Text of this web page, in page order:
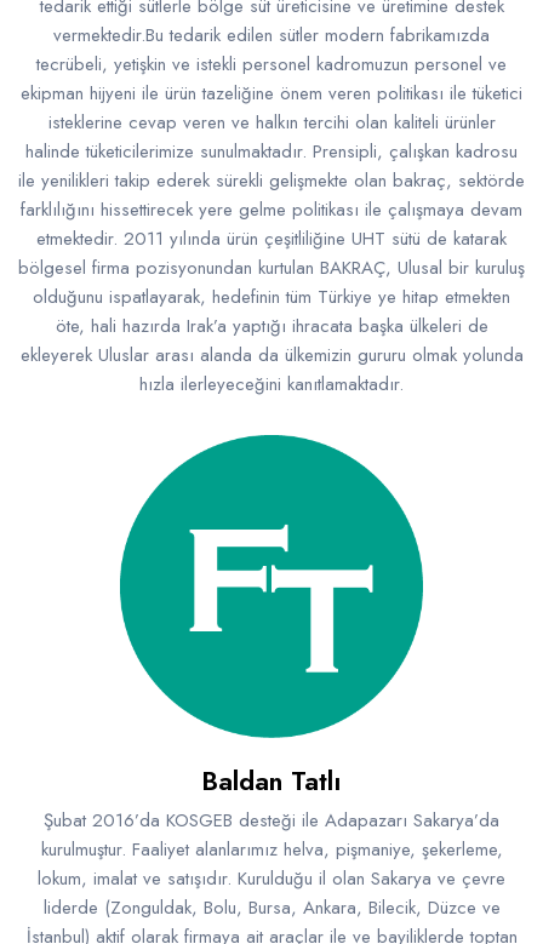
tedarik ettiği sütlerle bölge süt üreticisine ve üretimine destek
vermektedir.Bu tedarik edilen sütler modern fabrikamızda
tecrübeli, yetişkin ve istekli personel kadromuzun personel ve
ekipman hijyeni ile ürün tazeliğine önem veren politikası ile tüketici
isteklerine cevap veren ve halkın tercihi olan kaliteli ürünler
halinde tüketicilerimize sunulmaktadır. Prensipli, çalışkan kadrosu
ile yenilikleri takip ederek sürekli gelişmekte olan bakraç, sektörde
farklılığını hissettirecek yere gelme politikası ile çalışmaya devam
etmektedir. 2011 yılında ürün çeşitliliğine UHT sütü de katarak
bölgesel firma pozisyonundan kurtulan BAKRAÇ, Ulusal bir kuruluş
olduğunu ispatlayarak, hedefinin tüm Türkiye ye hitap etmekten
öte, hali hazırda Irak’a yaptığı ihracata başka ülkeleri de
ekleyerek Uluslar arası alanda da ülkemizin gururu olmak yolunda
hızla ilerleyeceğini kanıtlamaktadır.
Baldan Tatlı
Şubat 2016’da KOSGEB desteği ile Adapazarı Sakarya’da
kurulmuştur. Faaliyet alanlarımız helva, pişmaniye, şekerleme,
lokum, imalat ve satışıdır. Kurulduğu il olan Sakarya ve çevre
liderde (Zonguldak, Bolu, Bursa, Ankara, Bilecik, Düzce ve
İstanbul) aktif olarak firmaya ait araçlar ile ve bayiliklerde toptan